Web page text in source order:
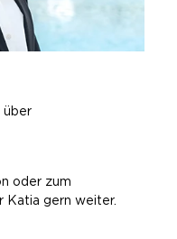
über
oder zum
Katia gern weiter.